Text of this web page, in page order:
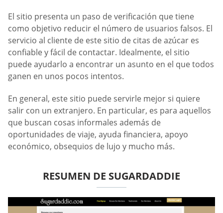
El sitio presenta un paso de verificación que tiene
como objetivo reducir el número de usuarios falsos. El
servicio al cliente de este sitio de citas de azúcar es
confiable y fácil de contactar. Idealmente, el sitio
puede ayudarlo a encontrar un asunto en el que todos
ganen en unos pocos intentos.
En general, este sitio puede servirle mejor si quiere
salir con un extranjero. En particular, es para aquellos
que buscan cosas informales además de
oportunidades de viaje, ayuda financiera, apoyo
económico, obsequios de lujo y mucho más.
RESUMEN DE SUGARDADDIE